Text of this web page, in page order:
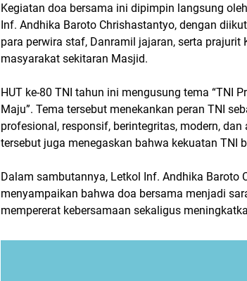
Kegiatan doa bersama ini dipimpin langsung
Inf. Andhika Baroto Chrishastantyo, dengan
para perwira staf, Danramil jajaran, serta
masyarakat sekitaran Masjid.
HUT ke-80 TNI tahun ini mengusung tema “TNI
Maju”. Tema tersebut menekankan peran TNI
profesional, responsif, berintegritas, modern,
tersebut juga menegaskan bahwa kekuatan TNI
Dalam sambutannya, Letkol Inf. Andhika Baroto
menyampaikan bahwa doa bersama menjadi
mempererat kebersamaan sekaligus